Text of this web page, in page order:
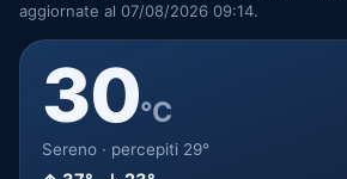
aggiornate al 07/08/2026 09:14.
30°C
Sereno · percepiti 29°